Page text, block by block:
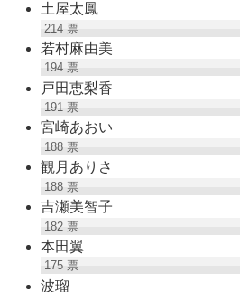
土屋太鳳
214票
若村麻由美
194票
戸田恵梨香
191票
宮崎あおい
188票
観月ありさ
188票
吉瀬美智子
182票
本田翼
175票
波瑠